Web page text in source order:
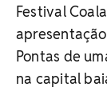
Festival
Pontas de
na capital